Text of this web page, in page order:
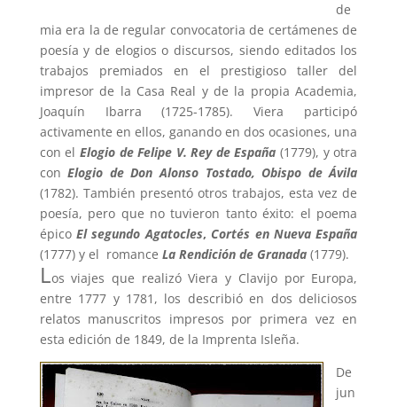
de
mia era la de regular convocatoria de certámenes de
poesía y de elogios o discursos, siendo editados los
trabajos premiados en el prestigioso taller del
impresor de la Casa Real y de la propia Academia,
Joaquín Ibarra (1725-1785). Viera participó
activamente en ellos, ganando en dos ocasiones, una
con el Elogio de Felipe V. Rey de España (1779), y otra
conElogio de Don Alonso Tostado, Obispo de Ávila
(1782). También presentó otros trabajos, esta vez de
poesía, pero que no tuvieron tanto éxito: el poema
épico El segundo Agatocles, Cortés en Nueva España
(1777) y el romance La Rendición de Granada(1779).
Los viajes que realizó Viera y Clavijo por Europa,
entre 1777 y 1781, los describió en dos deliciosos
relatos manuscritos impresos por primera vez en
esta edición de 1849, de la Imprenta Isleña.
De
jun